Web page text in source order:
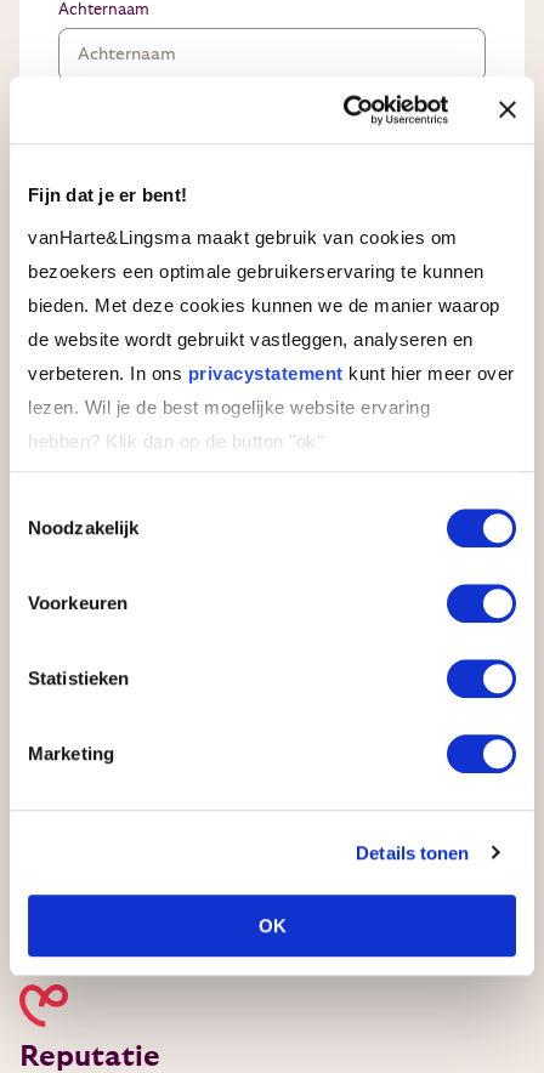
Fijn dat je er bent!
vanHarte&Lingsma maakt gebruik van cookies om
bezoekers een optimale gebruikerservaring te kunnen
bieden. Met deze cookies kunnen we de manier waarop
de website wordt gebruikt vastleggen, analyseren en
verbeteren. In ons privacystatement kunt hier meer over
lezen. Wil je de best mogelijke website ervaring
hebben? Klik dan op de button "ok''
Noodzakelijk
Voorkeuren
Statistieken
Marketing
Details tonen
OK
Achternaam
InstemmingJa, ik ontvang graag updates over
Door de brochure aan te vragen, ga je ermee
akkoord dat we je contactgegevens gebruiken
een vrijblijvende ontvangstcheck en passend
Geaccrediteerde opleiding met topdocenten.
Reputatie